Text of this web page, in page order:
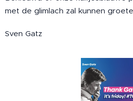
met de glimlach zal kunnen
Sven Gatz